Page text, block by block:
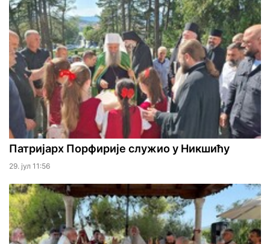
Патријарх Порфирије служио у Никшићу
29. јул 11:56